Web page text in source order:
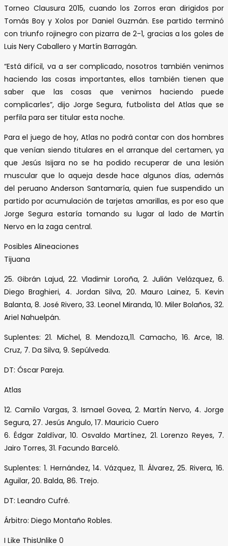
Torneo Clausura 2015, cuando los Zorros eran dirigidos por
Tomás Boy y Xolos por Daniel Guzmán. Ese partido terminó
con triunfo rojinegro con pizarra de 2-1, gracias a los goles de
Luis Nery Caballero y Martín Barragán.
“Está difícil, va a ser complicado, nosotros también venimos
haciendo las cosas importantes, ellos también tienen que
saber que las cosas que venimos haciendo puede
complicarles”, dijo Jorge Segura, futbolista del Atlas que se
perfila para ser titular esta noche.
Para el juego de hoy, Atlas no podrá contar con dos hombres
que venían siendo titulares en el arranque del certamen, ya
que Jesús Isijara no se ha podido recuperar de una lesión
muscular que lo aqueja desde hace algunos días, además
del peruano Anderson Santamaría, quien fue suspendido un
partido por acumulación de tarjetas amarillas, es por eso que
Jorge Segura estaría tomando su lugar al lado de Martín
Nervo en la zaga central.
Posibles Alineaciones
Tijuana
25. Gibrán Lajud, 22. Vladimir Loroña, 2. Julián Velázquez, 6.
Diego Braghieri, 4. Jordan Silva, 20. Mauro Lainez, 5. Kevin
Balanta, 8. José Rivero, 33. Leonel Miranda, 10. Miler Bolaños, 32.
Ariel Nahuelpán.
Suplentes: 21. Michel, 8. Mendoza,11. Camacho, 16. Arce, 18.
Cruz, 7. Da Silva, 9. Sepúlveda.
DT: Óscar Pareja.
Atlas
12. Camilo Vargas, 3. Ismael Govea, 2. Martín Nervo, 4. Jorge
Segura, 27. Jesús Angulo, 17. Mauricio Cuero
6. Édgar Zaldívar, 10. Osvaldo Martínez, 21. Lorenzo Reyes, 7.
Jairo Torres, 31. Facundo Barceló.
Suplentes: 1. Hernández, 14. Vázquez, 11. Álvarez, 25. Rivera, 16.
Aguilar, 20. Balda, 86. Trejo.
DT: Leandro Cufré.
Árbitro: Diego Montaño Robles.
I Like ThisUnlike 0